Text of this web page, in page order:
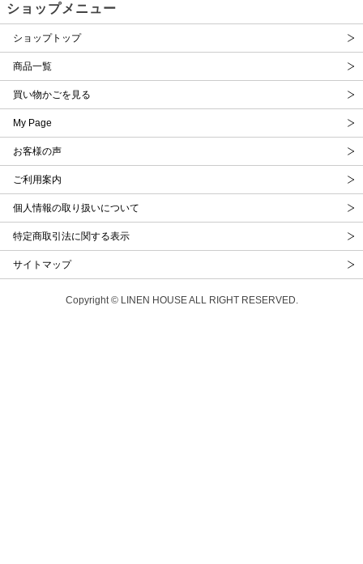
ショップメニュー
ショップトップ
商品一覧
買い物かごを見る
My Page
お客様の声
ご利用案内
個人情報の取り扱いについて
特定商取引法に関する表示
サイトマップ
Copyright © LINEN HOUSE ALL RIGHT RESERVED.